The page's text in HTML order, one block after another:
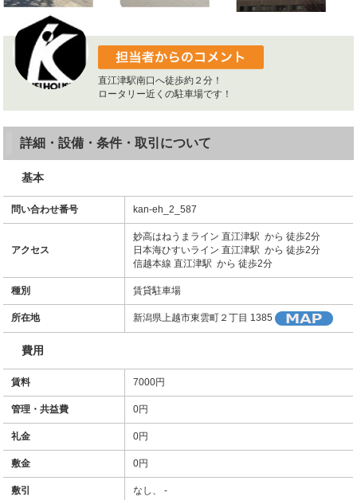
直江津駅南口へ徒歩約２分！
ロータリー近くの駐車場です！
詳細・設備・条件・取引について
基本
問い合わせ番号 kan-eh_2_587
アクセス
妙高はねうまライン 直江津駅 から 徒歩2分
日本海ひすいライン 直江津駅 から 徒歩2分
信越本線 直江津駅 から 徒歩2分
種別 賃貸駐車場
所在地 新潟県上越市東雲町２丁目 1385
費用
賃料 7000円
管理・共益費 0円
礼金 0円
敷金 0円
敷引 なし、 -